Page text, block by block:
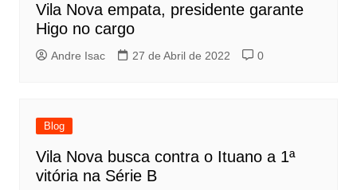
Vila Nova empata, presidente garante
Higo no cargo
Andre Isac 27 de Abril de 2022 0
Blog
Vila Nova busca contra o Ituano a 1ª
vitória na Série B